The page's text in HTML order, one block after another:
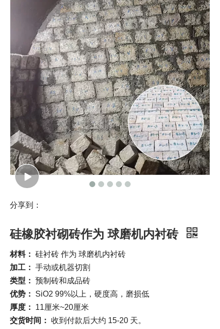
球磨机安装衬砖前我们要做什么
分享到：
硅橡胶衬砌砖作为 球磨机内衬砖
材料： 硅衬砖 作为 球磨机内衬砖
加工： 手动或机器切割
类型： 预制砖和成品砖
优势：
SiO2 99%以上，硬度高，磨损低
厚度：
11厘米~20厘米
交货时间： 收到付款后大约 15-20 天。